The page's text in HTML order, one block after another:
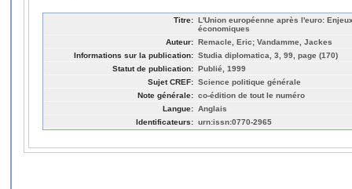
Titre: L'Union européenne après l'euro:
économiques
Auteur: Remacle, Eric; Vandamme, Jackes
Informations sur la publication: Studia diplomatica, 3, 99, page (170)
Statut de publication: Publié, 1999
Sujet CREF: Science politique générale
Note générale: co-édition de tout le numéro
Langue: Anglais
Identificateurs: urn:issn:0770-2965